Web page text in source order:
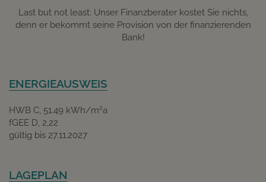
Last but not least: Unser Finanzberater kostet Sie nichts,
denn er bekommt seine Provision von der finanzierenden
Bank!
ENERGIEAUSWEIS
HWB C, 51.49 kWh/m2a
fGEE D, 2,22
gültig bis 27.11.2027
LAGEPLAN